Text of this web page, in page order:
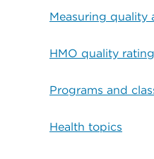
Measuring quality
HMO quality
Programs and
Health topics